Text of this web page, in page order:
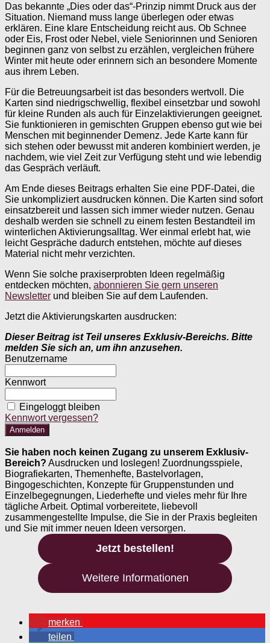
Das bekannte „Dies oder das“-Prinzip nimmt Druck aus der
Situation. Niemand muss lange überlegen oder etwas
erklären. Eine klare Entscheidung reicht aus. Ob Schnee
oder Eis, Frost oder Nebel, viele Seniorinnen und Senioren
beginnen ganz von selbst zu erzählen, vergleichen frühere
Winter mit heute oder erinnern sich an besondere Momente
aus ihrem Leben.
Für die Betreuungsarbeit ist das besonders wertvoll. Die
Karten sind niedrigschwellig, flexibel einsetzbar und sowohl
für kleine Runden als auch für Einzelaktivierungen geeignet.
Sie funktionieren in gemischten Gruppen ebenso gut wie bei
Menschen mit beginnender Demenz. Jede Karte kann für
sich stehen oder bewusst mit anderen kombiniert werden, je
nachdem, wie viel Zeit zur Verfügung steht und wie lebendig
das Gespräch verläuft.
Am Ende dieses Beitrags erhalten Sie eine PDF-Datei, die
Sie unkompliziert ausdrucken können. Die Karten sind sofort
einsatzbereit und lassen sich immer wieder nutzen. Genau
deshalb werden sie schnell zu einem festen Bestandteil im
winterlichen Aktivierungsalltag. Wer einmal erlebt hat, wie
leicht Gespräche dadurch entstehen, möchte auf dieses
Material nicht mehr verzichten.
Wenn Sie solche praxiserprobten Ideen regelmäßig
entdecken möchten, abonnieren Sie gern unseren
Newsletter und bleiben Sie auf dem Laufenden.
Jetzt die Aktivierungskarten ausdrucken:
Dieser Beitrag ist Teil unseres Exklusiv-Bereichs. Bitte
melden Sie sich an, um ihn anzusehen.
Benutzername
Kennwort
Eingeloggt bleiben
Kennwort vergessen?
Sie haben noch keinen Zugang zu unserem Exklusiv-
Bereich? Ausdrucken und loslegen! Zuordnungsspiele,
Biografiekarten, Themenhefte, Bastelvorlagen,
Bingogeschichten, Konzepte für Gruppenstunden und
Einzelbegegnungen, Liederhefte und vieles mehr für Ihre
tägliche Arbeit. Optimal vorbereitete, liebevoll
zusammengestellte Impulse, die Sie in der Praxis begleiten
und Sie mit immer neuen Ideen versorgen.
Jetzt bestellen!
Weitere Informationen
merken
teilen